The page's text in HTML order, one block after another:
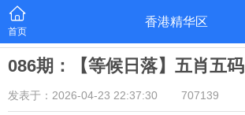
首页
香港精华区
086期：【等候日落】五肖五码
发表于：2026-04-23 22:37:30 707139